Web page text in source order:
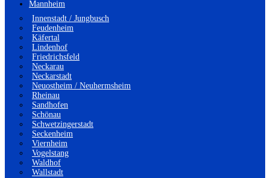
Mannheim
Innenstadt / Jungbusch
Feudenheim
Käfertal
Lindenhof
Friedrichsfeld
Neckarau
Neckarstadt
Neuostheim / Neuhermsheim
Rheinau
Sandhofen
Schönau
Schwetzingerstadt
Seckenheim
Viernheim
Vogelstang
Waldhof
Wallstadt